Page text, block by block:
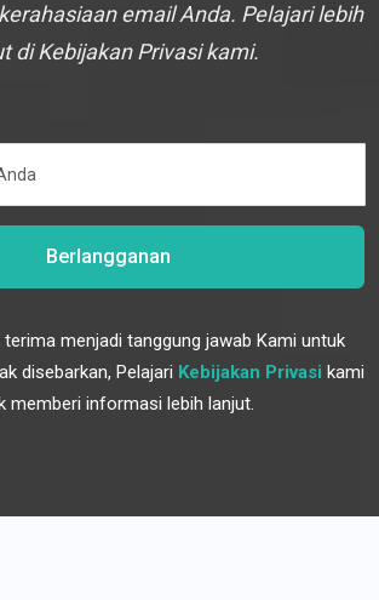
email Anda. Pelajari lebih
di Kebijakan Privasi kami.
Berlangganan
terima menjadi tanggung jawab Kami untuk
disebarkan, Pelajari Kebijakan Privasi kami
memberi informasi lebih lanjut.